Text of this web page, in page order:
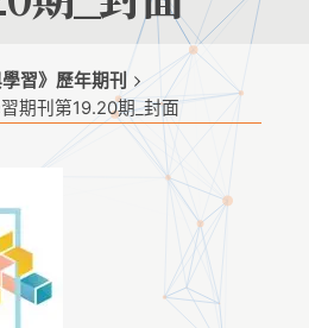
習》歷年期刊
期刊第19.20期_封面